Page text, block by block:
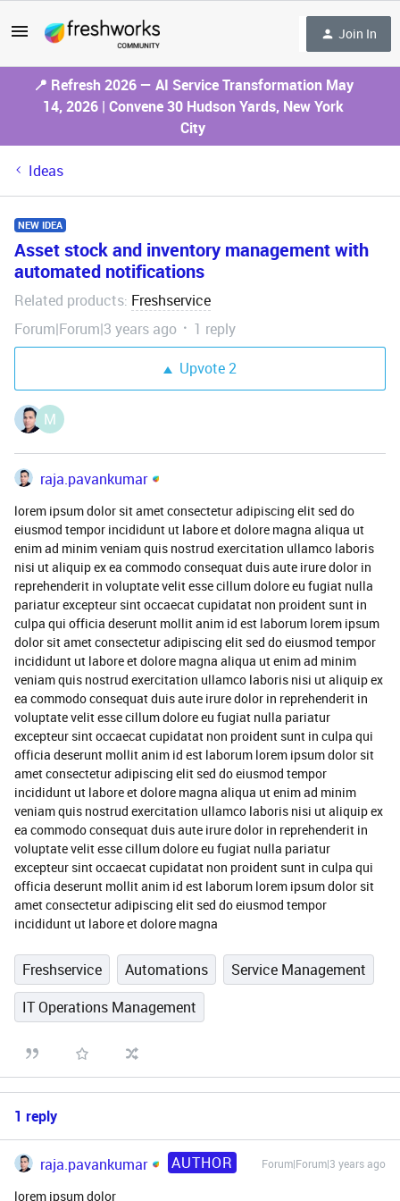
Join In
📍 Refresh 2026 — AI Service Transformation May
14, 2026 | Convene 30 Hudson Yards, New York
City
Ideas
NEW IDEA
Asset stock and inventory management with
automated notifications
Related products: Freshservice
Forum|Forum|3 years ago
1 reply
Upvote2
M
raja.pavankumar
lorem ipsum dolor sit amet consectetur adipiscing elit sed do
eiusmod tempor incididunt ut labore et dolore magna aliqua ut
enim ad minim veniam quis nostrud exercitation ullamco laboris
nisi ut aliquip ex ea commodo consequat duis aute irure dolor in
reprehenderit in voluptate velit esse cillum dolore eu fugiat nulla
pariatur excepteur sint occaecat cupidatat non proident sunt in
culpa qui officia deserunt mollit anim id est laborum lorem ipsum
dolor sit amet consectetur adipiscing elit sed do eiusmod tempor
incididunt ut labore et dolore magna aliqua ut enim ad minim
veniam quis nostrud exercitation ullamco laboris nisi ut aliquip ex
ea commodo consequat duis aute irure dolor in reprehenderit in
voluptate velit esse cillum dolore eu fugiat nulla pariatur
excepteur sint occaecat cupidatat non proident sunt in culpa qui
officia deserunt mollit anim id est laborum lorem ipsum dolor sit
amet consectetur adipiscing elit sed do eiusmod tempor
incididunt ut labore et dolore magna aliqua ut enim ad minim
veniam quis nostrud exercitation ullamco laboris nisi ut aliquip ex
ea commodo consequat duis aute irure dolor in reprehenderit in
voluptate velit esse cillum dolore eu fugiat nulla pariatur
excepteur sint occaecat cupidatat non proident sunt in culpa qui
officia deserunt mollit anim id est laborum lorem ipsum dolor sit
amet consectetur adipiscing elit sed do eiusmod tempor
incididunt ut labore et dolore magna
Freshservice Automations
Service Management
IT Operations Management
1 reply
raja.pavankumar AUTHOR Forum|Forum|3 years ago
lorem ipsum dolor